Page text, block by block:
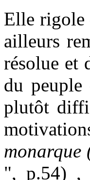
Elle rigole
ailleurs
résolue et
du peuple
plutôt
monarque
", p.54) ,